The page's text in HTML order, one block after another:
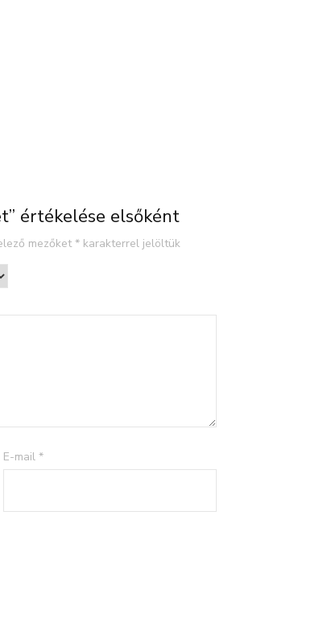
értékelése elsőként
mezőket* karakterrel jelöltük
E-mail*